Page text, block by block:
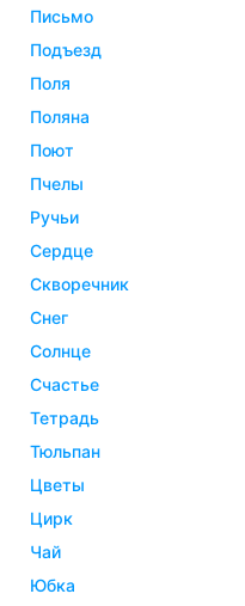
письмо
подъезд
поля
поляна
поют
пчелы
ручьи
сердце
скворечник
снег
солнце
счастье
тетрадь
тюльпан
цветы
цирк
чай
юбка